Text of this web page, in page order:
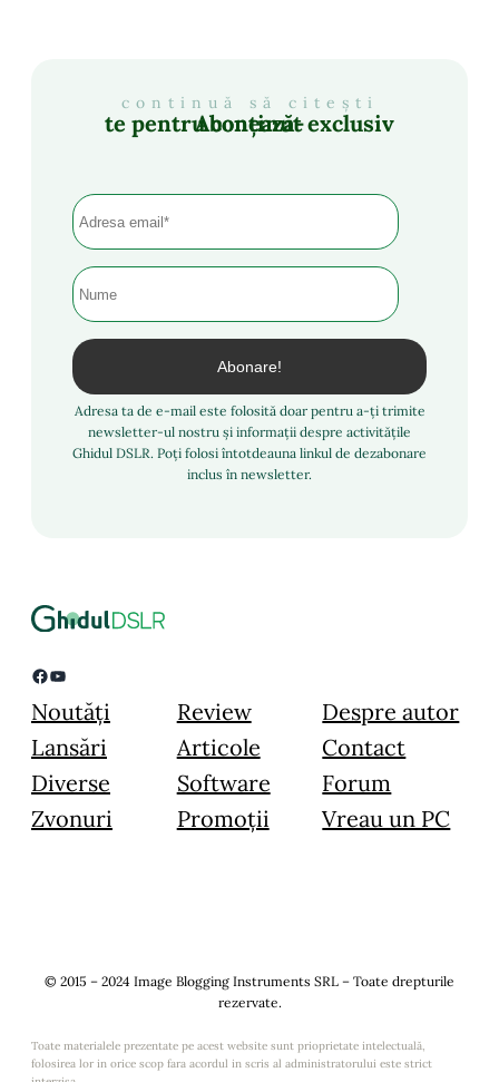
continuă să citești
Abonează-te pentru conținut exclusiv
Adresa ta de e-mail este folosită doar pentru a-ți trimite
newsletter-ul nostru și informații despre activitățile
Ghidul DSLR. Poți folosi întotdeauna linkul de dezabonare
inclus în newsletter.
Facebook YouTube
Noutăți
Lansări
Diverse
Zvonuri
Review
Articole
Software
Promoții
Despre autor
Contact
Forum
Vreau un PC
© 2015 – 2024 Image Blogging Instruments SRL – Toate drepturile
rezervate.
Toate materialele prezentate pe acest website sunt prioprietate intelectuală,
folosirea lor in orice scop fara acordul in scris al administratorului este strict